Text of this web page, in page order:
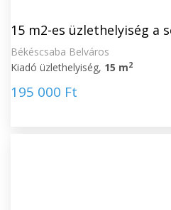
15 m2-es üzlethelyiség a
Békéscsaba Belváros
Kiadó üzlethelyiség, 15 m2
195 000 Ft